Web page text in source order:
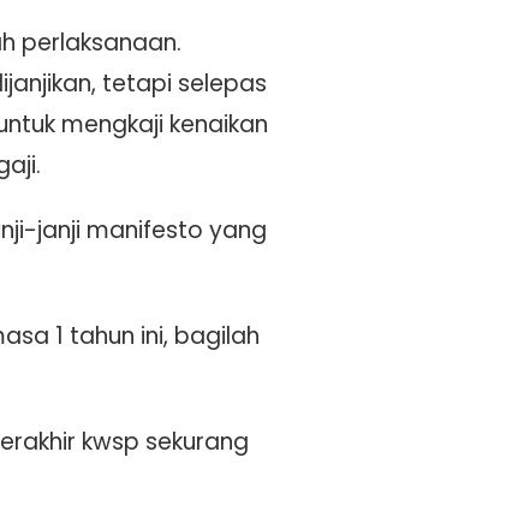
perlaksanaan.
tetapi selepas
mengkaji kenaikan
janji manifesto yang
1 tahun ini, bagilah
kwsp sekurang